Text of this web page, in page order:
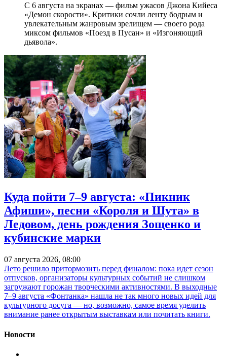
С 6 августа на экранах — фильм ужасов Джона Кийеса
«Демон скорости». Критики сочли ленту бодрым и
увлекательным жанровым зрелищeм — своего рода
миксом фильмов «Поезд в Пусан» и «Изгоняющий
дьявола».
Куда пойти 7–9 августа: «Пикник
Афиши», песни «Короля и Шута» в
Ледовом, день рождения Зощенко и
кубинские марки
07 августа 2026, 08:00
Лето решило притормозить перед финалом: пока идет сезон
отпусков, организаторы культурных событий не слишком
загружают горожан творческими активностями. В выходные
7–9 августа «Фонтанка» нашла не так много новых идей для
культурного досуга — но, возможно, самое время уделить
внимание ранее открытым выставкам или почитать книги.
Новости